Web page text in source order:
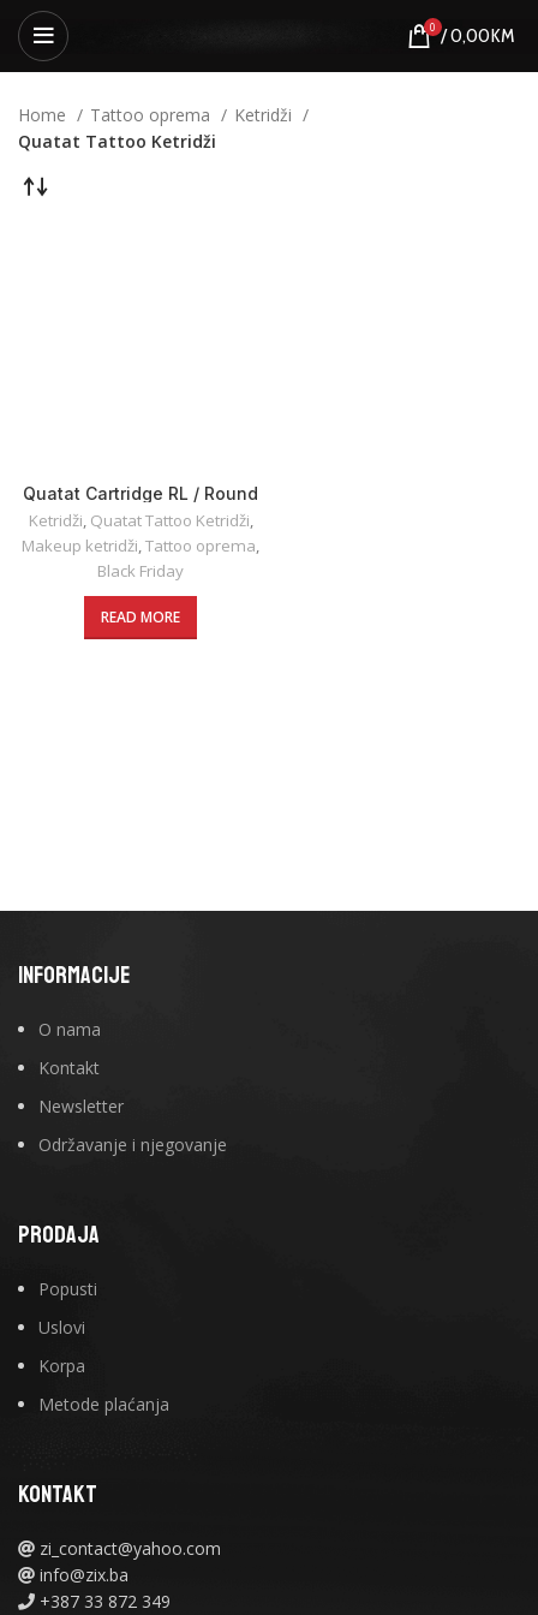
0 /0,00KM
Home Tattoo oprema
Ketridži
Quatat Tattoo Ketridži
Quatat Cartridge RL / Round
Liner
Ketridži, Quatat Tattoo Ketridži,
Makeup ketridži,Tattoo oprema,
Black Friday
READ MORE
INFORMACIJE
O nama
Kontakt
Newsletter
Održavanje i njegovanje
PRODAJA
Popusti
Uslovi
Korpa
Metode plaćanja
KONTAKT
zi_contact@yahoo.com
info@zix.ba
+387 33 872 349